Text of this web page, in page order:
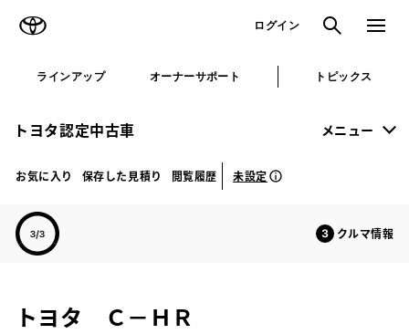
ログイン 検索 メニュ
ラインアップ オーナーサポート トピックス
トヨタ認定中古車 メニュー
お気に入り 保存した見積り 閲覧履歴 未設定
クルマ情報
トヨタ Ｃ－ＨＲ